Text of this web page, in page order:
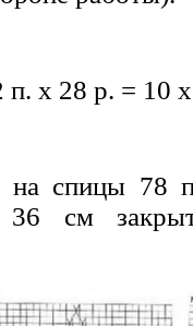
п. х 28 р. = 10
на спицы 78
см